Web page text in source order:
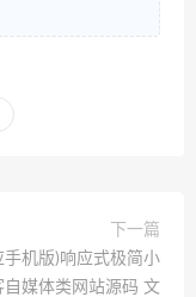
下一篇
手机版)响应式极简小
自媒体类网站源码 文